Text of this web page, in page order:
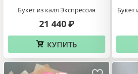
Букет из калл Экспрессия
21 440 ₽
КУПИТЬ
Букет